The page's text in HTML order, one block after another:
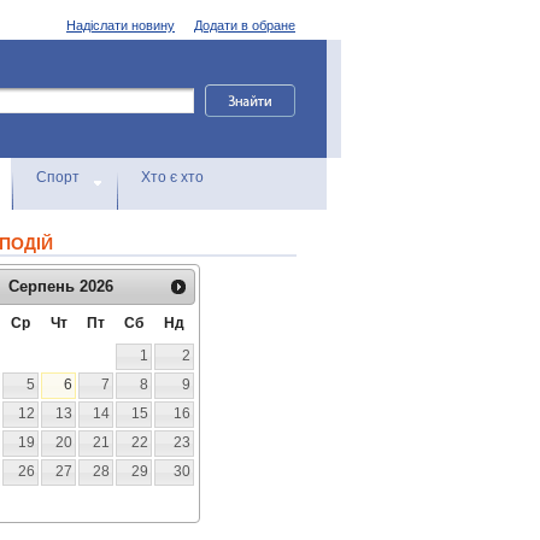
Додати в обране
Надіслати новину
Спорт Хто є хто
Серпень 2026
Ср Чт Пт Сб
Нд
1
2
5 6 7 8
9
12 13 14 15
16
19 20 21 22
23
26 27 28 29
30